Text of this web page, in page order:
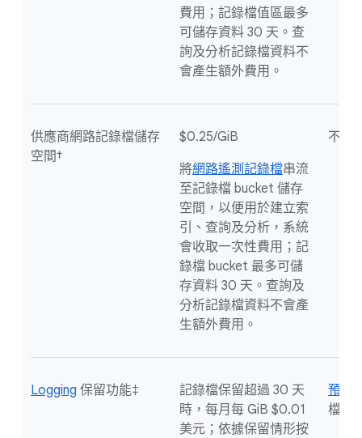
費用；記錄檔值區最多
可儲存資料 30 天。查
詢及分析記錄檔資料不
會產生額外費用。
供應商網路記錄檔儲存
空間†
$0.25/GiB
將網路遙測記錄檔串流
至記錄檔 bucket 儲存
空間，以便用於建立索
引、查詢及分析，系統
會收取一次性費用；記
錄檔 bucket 最多可儲
存資料 30 天。查詢及
分析記錄檔資料不會產
生額外費用。
不適
Logging 保留功能‡
記錄檔保留超過 30 天
時，每月每 GiB $0.01
美元；依據保留情形按
預設
檔不